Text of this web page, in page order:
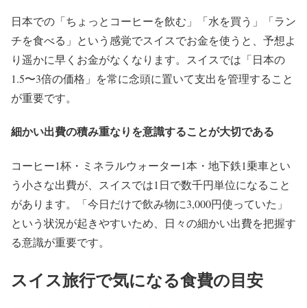
日本での「ちょっとコーヒーを飲む」「水を買う」「ラン
チを食べる」という感覚でスイスでお金を使うと、予想よ
り遥かに早くお金がなくなります。スイスでは「日本の
1.5〜3倍の価格」を常に念頭に置いて支出を管理すること
が重要です。
細かい出費の積み重なりを意識することが大切である
コーヒー1杯・ミネラルウォーター1本・地下鉄1乗車とい
う小さな出費が、スイスでは1日で数千円単位になること
があります。「今日だけで飲み物に3,000円使っていた」
という状況が起きやすいため、日々の細かい出費を把握す
る意識が重要です。
スイス旅行で気になる食費の目安